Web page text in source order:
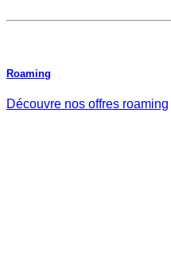
Roaming
Découvre nos offres roaming